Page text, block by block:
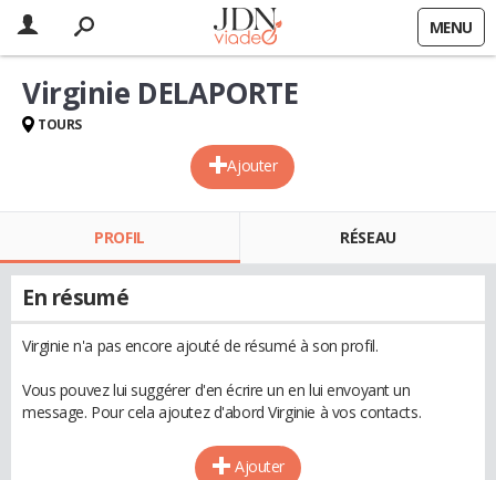
MENU
Ajouter
Virginie DELAPORTE
TOURS
PROFIL RÉSEAU
En résumé
Virginie n'a pas encore ajouté de résumé à son profil.
Vous pouvez lui suggérer d'en écrire un en lui envoyant un
message. Pour cela ajoutez d'abord Virginie à vos contacts.
Ajouter